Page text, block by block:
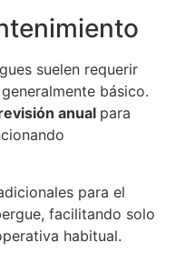
suelen requerir
generalmente básico.
anual para
para el
facilitando solo
habitual.